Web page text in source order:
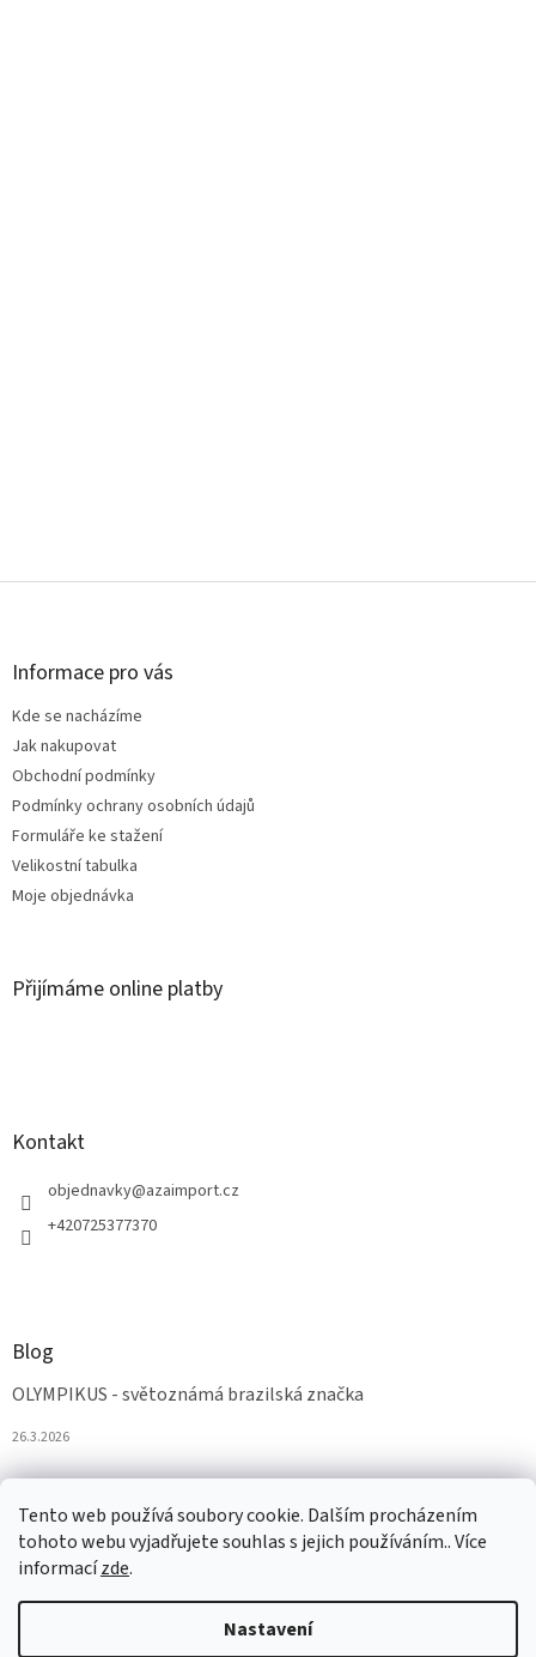
Tento web používá soubory cookie. Dalším procházením
tohoto webu vyjadřujete souhlas s jejich používáním.. Více
informacízde.
Nastavení
Z
Informace pro vás
Kde se nacházíme
Jak nakupovat
Obchodní podmínky
Podmínky ochrany osobních údajů
Formuláře ke stažení
Velikostní tabulka
Moje objednávka
Přijímáme online platby
Kontakt
objednavky@azaimport.cz
+420725377370
Blog
OLYMPIKUS - světoznámá brazilská značka
26.3.2026
Vytvořil Shoptet